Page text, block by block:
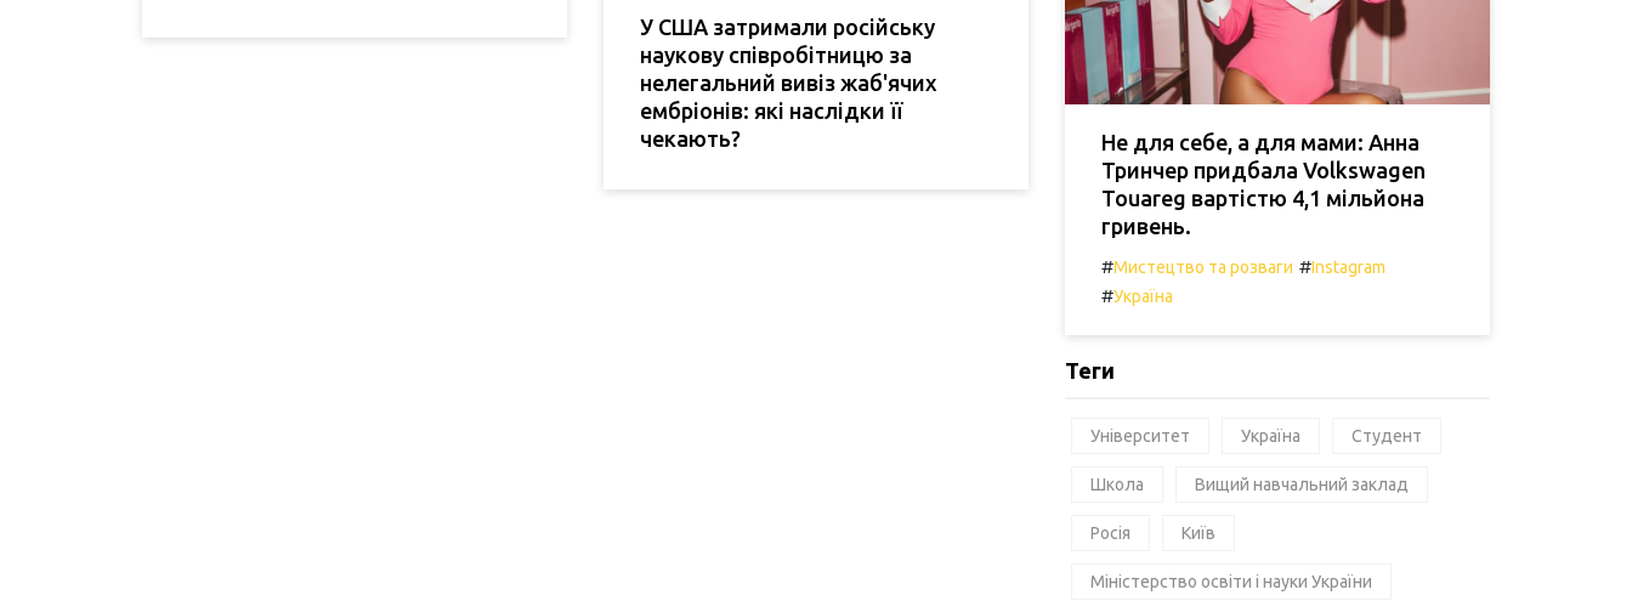
У США затримали російську
наукову співробітницю за
нелегальний вивіз жаб'ячих
ембріонів: які наслідки її
чекають?
Не для себе, а для мами: Анна
Тринчер придбала Volkswagen
Touareg вартістю 4,1 мільйона
гривень.
#Мистецтво та розваги #Instagram
#Україна
Теги
Університет Україна Студент
Школа Вищий навчальний заклад
Росія Київ
Міністерство освіти і науки України